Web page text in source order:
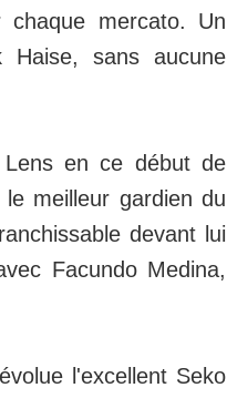
mercato. Un
sans aucune
en ce début de
meilleur gardien du
devant lui
Facundo Medina,
l'excellent Seko